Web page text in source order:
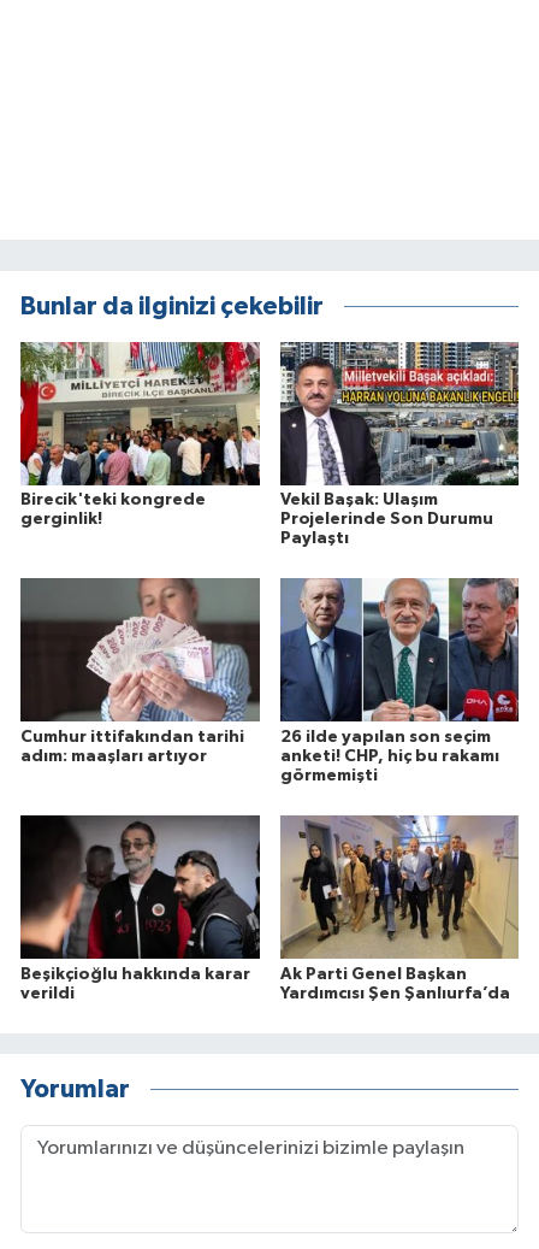
Bunlar da ilginizi çekebilir
Birecik'teki kongrede
gerginlik!
Vekil Başak: Ulaşım
Projelerinde Son Durumu
Paylaştı
Cumhur ittifakından tarihi
adım: maaşları artıyor
26 ilde yapılan son seçim
anketi! CHP, hiç bu rakamı
görmemişti
Beşikçioğlu hakkında karar
verildi
Ak Parti Genel Başkan
Yardımcısı Şen Şanlıurfa’da
Yorumlar